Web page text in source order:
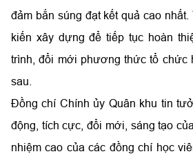
đảm bắn súng đạt kết quả cao
kiến xây dựng để tiếp tục hoàn
trình, đổi mới phương thức tổ chức
sau.
Đồng chí Chính ủy Quân khu tin
động, tích cực, đổi mới, sáng tạo
nhiệm cao của các đồng chí học